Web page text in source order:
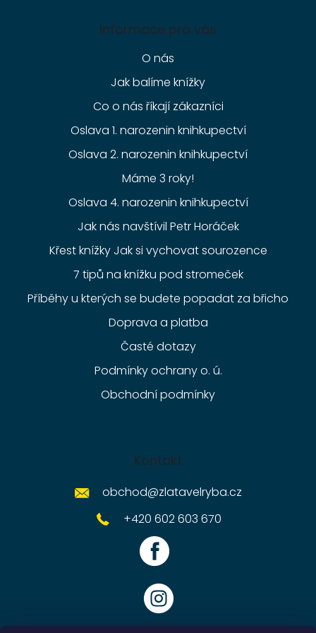
Informace pro vás
O nás
Jak balíme knížky
Co o nás říkají zákazníci
Oslava 1. narozenin knihkupectví
Oslava 2. narozenin knihkupectví
Máme 3 roky!
Oslava 4. narozenin knihkupectví
Jak nás navštívil Petr Horáček
Křest knížky Jak si vychovat sourozence
7 tipů na knížku pod stromeček
Příběhy u kterých se budete popadat za břicho
Doprava a platba
Časté dotazy
Podmínky ochrany o. ú.
Obchodní podmínky
Kontakt
obchod@zlatavelryba.cz
+420 602 603 670